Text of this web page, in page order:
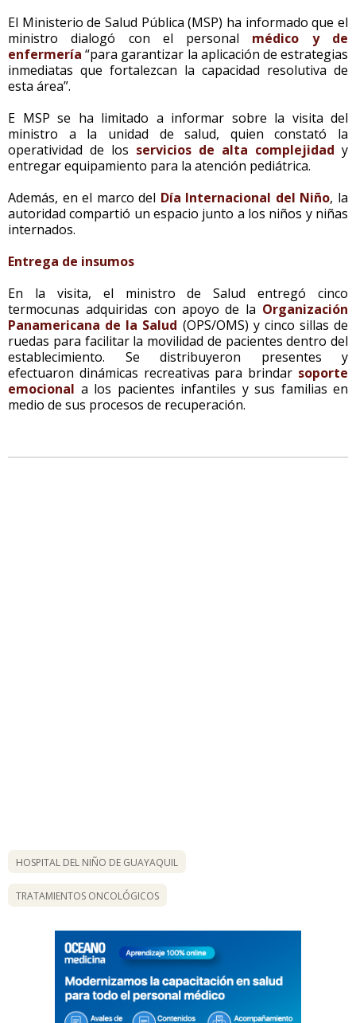
El Ministerio de Salud Pública (MSP) ha informado que el
ministro dialogó con el personal médico y de
enfermería “para garantizar la aplicación de estrategias
inmediatas que fortalezcan la capacidad resolutiva de
esta área”.
E MSP se ha limitado a informar sobre la visita del
ministro a la unidad de salud, quien constató la
operatividad de los servicios de alta complejidad y
entregar equipamiento para la atención pediátrica.
Además, en el marco del Día Internacional del Niño, la
autoridad compartió un espacio junto a los niños y niñas
internados.
Entrega de insumos
En la visita, el ministro de Salud entregó cinco
termocunas adquiridas con apoyo de la Organización
Panamericana de la Salud (OPS/OMS) y cinco sillas de
ruedas para facilitar la movilidad de pacientes dentro del
establecimiento. Se distribuyeron presentes y
efectuaron dinámicas recreativas para brindar soporte
emocional a los pacientes infantiles y sus familias en
medio de sus procesos de recuperación.
HOSPITAL DEL NIÑO DE GUAYAQUIL
TRATAMIENTOS ONCOLÓGICOS